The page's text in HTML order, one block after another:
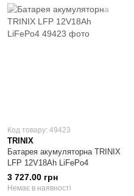
Код товару: 49423
TRINIX
Батарея акумуляторна TRINIX
LFP 12V18Ah LiFePo4
3 727.00 грн
Немає в наявності